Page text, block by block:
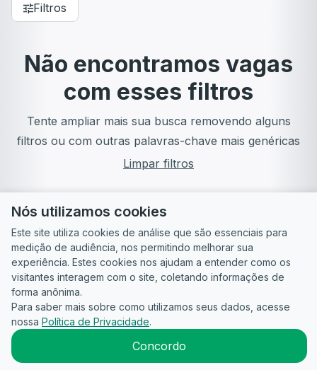
Filtros
Não encontramos vagas
com esses filtros
Tente ampliar mais sua busca removendo alguns
filtros ou com outras palavras-chave mais genéricas
Limpar filtros
Guia do
Candidato
Para
empresas
Política de
Privacidade
Termos
2026CandidataAI
Nós utilizamos cookies
Este site utiliza cookies de análise que são essenciais para
medição de audiência, nos permitindo melhorar sua
experiência. Estes cookies nos ajudam a entender como os
visitantes interagem com o site, coletando informações de
forma anônima.
Para saber mais sobre como utilizamos seus dados, acesse
nossa Política de Privacidade.
Concordo